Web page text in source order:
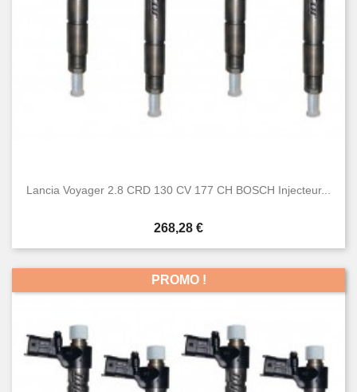
Lancia Voyager 2.8 CRD 130 CV 177 CH BOSCH Injecteur...
Prix
268,28 €
PROMO !